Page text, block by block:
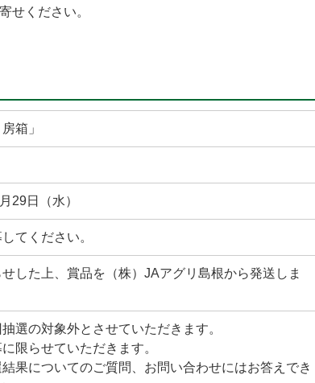
せください。
箱」
29日（水）
てください。
した上、賞品を（株）JAアグリ島根から発送しま
選の対象外とさせていただきます。
限らせていただきます。
果についてのご質問、お問い合わせにはお答えでき